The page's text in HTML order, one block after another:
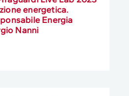
energetica.
Energia
Nanni